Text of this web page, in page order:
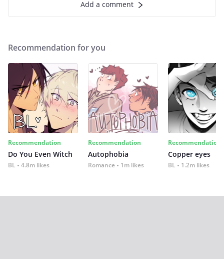
Add a comment
Recommendation for you
Recommendation
Do You Even Witch
BL 4.8m likes
Recommendation
Autophobia
Romance 1m likes
Recommendation
Copper eyes
BL 1.2m likes